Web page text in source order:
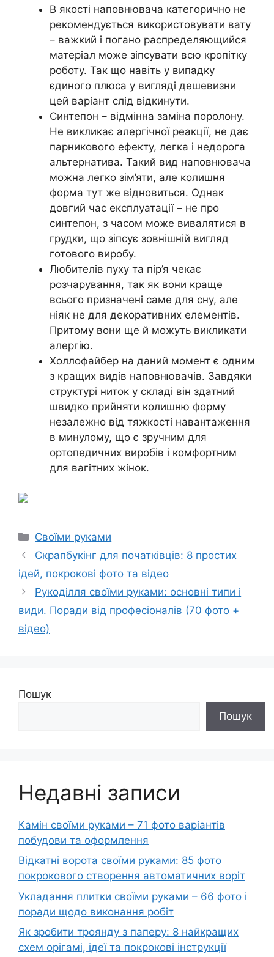
В якості наповнювача категорично не
рекомендується використовувати вату
– важкий і погано распределяющийся
матеріал може зіпсувати всю кропітку
роботу. Так що навіть у випадку
єдиного плюса у вигляді дешевизни
цей варіант слід відкинути.
Синтепон – відмінна заміна поролону.
Не викликає алергічної реакції, не дає
парникового ефекту, легка і недорога
альтернатива. Такий вид наповнювача
можна легко зім’яти, але колишня
форма тут же відновиться. Однак
довгий час експлуатації – не про
синтепон, з часом може вивалятися в
грудки, що зіпсує зовнішній вигляд
готового виробу.
Любителів пуху та пір’я чекає
розчарування, так як вони краще
всього призначені саме для сну, але
ніяк не для декоративних елементів.
Притому вони ще й можуть викликати
алергію.
Холлофайбер на даний момент є одним
з кращих видів наповнювачів. Завдяки
структурі ниток у складі він здатний
швидко прийняти колишню форму
незалежно від тяжкості навантаження
в минулому, що є зручним для
ортопедичних виробів і комфортним
для вагітних жінок.
Категорії
Своїми руками
Скрапбукінг для початківців: 8 простих
ідей, покрокові фото та відео
Рукоділля своїми руками: основні типи і
види. Поради від професіоналів (70 фото +
відео)
Пошук
Пошук
Недавні записи
Камін своїми руками – 71 фото варіантів
побудови та оформлення
Відкатні ворота своїми руками: 85 фото
покрокового створення автоматичних воріт
Укладання плитки своїми руками – 66 фото і
поради щодо виконання робіт
Як зробити троянду з паперу: 8 найкращих
схем орігамі, ідеї та покрокові інструкції